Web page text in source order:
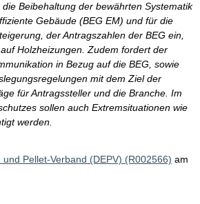
Beibehaltung der bewährten Systematik
Gebäude (BEG EM) und für die
der Antragszahlen der BEG ein,
Holzheizungen. Zudem fordert der
in Bezug auf die BEG, sowie
mit dem Ziel der
für Antragssteller und die Branche. Im
sollen auch Extremsituationen wie
werden.
Pellet-Verband (DEPV) (R002566) am